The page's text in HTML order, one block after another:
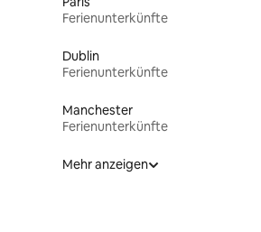
Ferienunterkünfte
Dublin
Ferienunterkünfte
Manchester
Ferienunterkünfte
Mehr anzeigen